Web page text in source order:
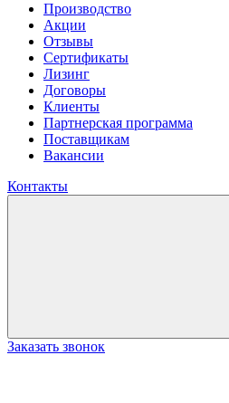
Производство
Акции
Отзывы
Сертификаты
Лизинг
Договоры
Клиенты
Партнерская программа
Поставщикам
Вакансии
Контакты
Заказать звонок